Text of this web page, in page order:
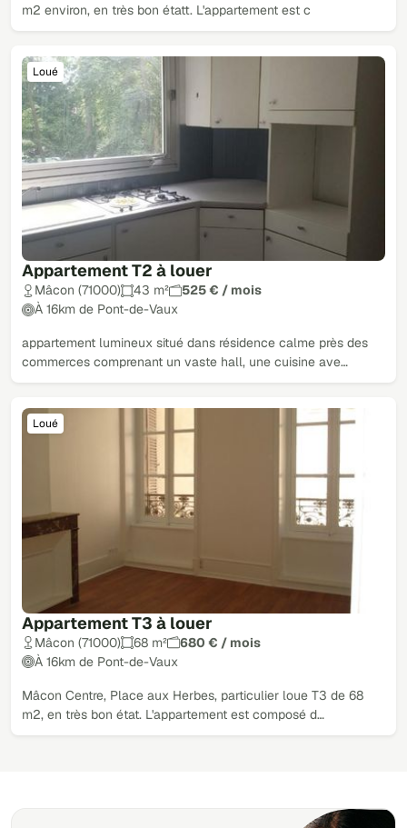
m2 environ, en très bon étatt. L'appartement est c
Appartement T2 à louer
Loué
Mâcon (71000) 43 m²
525 € / mois
À 16km de Pont-de-Vaux
appartement lumineux situé dans résidence calme près des
commerces comprenant un vaste hall, une cuisine ave…
Appartement T3 à louer
Loué
Mâcon (71000) 68 m²
680 € / mois
À 16km de Pont-de-Vaux
Mâcon Centre, Place aux Herbes, particulier loue T3 de 68
m2, en très bon état. L'appartement est composé d…